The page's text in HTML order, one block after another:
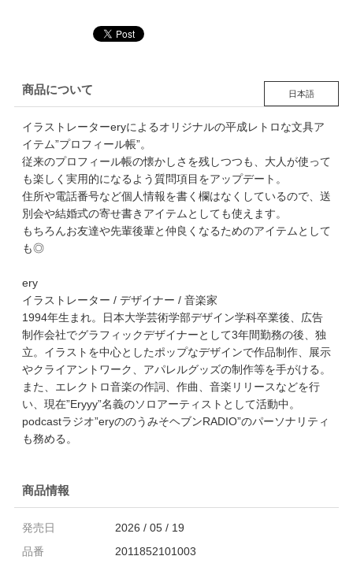
商品について 日本語
イラストレーターeryによるオリジナルの平成レトロな文具ア
イテム”プロフィール帳”。
従来のプロフィール帳の懐かしさを残しつつも、大人が使って
も楽しく実用的になるよう質問項目をアップデート。
住所や電話番号など個人情報を書く欄はなくしているので、送
別会や結婚式の寄せ書きアイテムとしても使えます。
もちろんお友達や先輩後輩と仲良くなるためのアイテムとして
も◎
ery
イラストレーター / デザイナー / 音楽家
1994年生まれ。日本大学芸術学部デザイン学科卒業後、広告
制作会社でグラフィックデザイナーとして3年間勤務の後、独
立。イラストを中心としたポップなデザインで作品制作、展示
やクライアントワーク、アパレルグッズの制作等を手がける。
また、エレクトロ音楽の作詞、作曲、音楽リリースなどを行
い、現在”Eryyy”名義のソロアーティストとして活動中。
podcastラジオ”eryののうみそヘブンRADIO”のパーソナリティ
も務める。
商品情報
発売日
2026 / 05 / 19
品番
2011852101003